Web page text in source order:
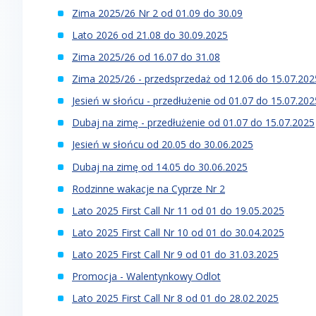
Zima 2025/26 Nr 2 od 01.09 do 30.09
Lato 2026 od 21.08 do 30.09.2025
Zima 2025/26 od 16.07 do 31.08
Zima 2025/26 - przedsprzedaż od 12.06 do
Jesień w słońcu - przedłużenie od 01.07 do
Dubaj na zimę - przedłużenie od 01.07 do 15.07.2025
Jesień w słońcu od 20.05 do 30.06.2025
Dubaj na zimę od 14.05 do 30.06.2025
Rodzinne wakacje na Cyprze Nr 2
Lato 2025 First Call Nr 11 od 01 do 19.05.2025
Lato 2025 First Call Nr 10 od 01 do 30.04.2025
Lato 2025 First Call Nr 9 od 01 do 31.03.2025
Promocja - Walentynkowy Odlot
Lato 2025 First Call Nr 8 od 01 do 28.02.2025